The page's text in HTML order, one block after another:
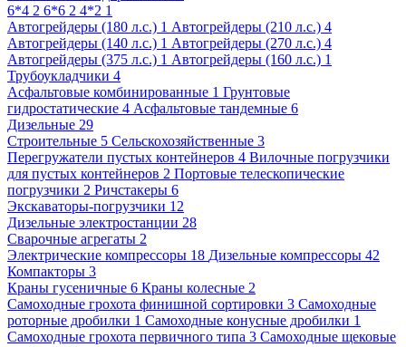
6*4 2 6*6 2 4*2 1
Автогрейдеры (180 л.с.) 1 Автогрейдеры (210 л.с.) 4
Автогрейдеры (140 л.с.) 1 Автогрейдеры (270 л.с.) 4
Автогрейдеры (375 л.с.) 1 Автогрейдеры (160 л.с.) 1
Трубоукладчики 4
Асфальтовые комбинированные 1 Грунтовые
гидростатические 4 Асфальтовые тандемные 6
Дизельные 29
Строительные 5 Сельскохозяйственные 3
Перегружатели пустых контейнеров 4 Вилочные погрузчики
для пустых контейнеров 2 Портовые телескопические
погрузчики 2 Ричстакеры 6
Экскаваторы-погрузчики 12
Дизельные электростанции 28
Сварочные агрегаты 2
Электрические компрессоры 18 Дизельные компрессоры 42
Компакторы 3
Краны гусеничные 6 Краны колесные 2
Самоходные грохота финишной сортировки 3 Самоходные
роторные дробилки 1 Самоходные конусные дробилки 1
Самоходные грохота первичного типа 3 Самоходные щековые